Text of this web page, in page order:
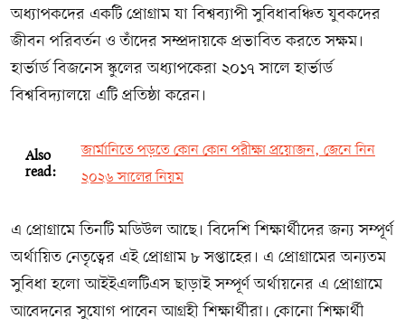
অধ্যাপকদের একটি প্রোগ্রাম যা বিশ্বব্যাপী সুবিধাবঞ্চিত যুবকদের
জীবন পরিবর্তন ও তাঁদের সম্প্রদায়কে প্রভাবিত করতে সক্ষম।
হার্ভার্ড বিজনেস স্কুলের অধ্যাপকেরা ২০১৭ সালে হার্ভার্ড
বিশ্ববিদ্যালয়ে এটি প্রতিষ্ঠা করেন।
Also
read:
জার্মানিতে পড়তে কোন কোন পরীক্ষা প্রয়োজন, জেনে নিন
২০২৬ সালের নিয়ম
এ প্রোগ্রামে তিনটি মডিউল আছে। বিদেশি শিক্ষার্থীদের জন্য সম্পূর্ণ
অর্থায়িত নেতৃত্বের এই প্রোগ্রাম ৮ সপ্তাহের। এ প্রোগ্রামের অন্যতম
সুবিধা হলো আইইএলটিএস ছাড়াই সম্পূর্ণ অর্থায়নের এ প্রোগ্রামে
আবেদনের সুযোগ পাবেন আগ্রহী শিক্ষার্থীরা। কোনো শিক্ষার্থী